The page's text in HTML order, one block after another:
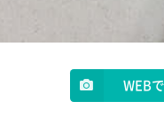
WEB